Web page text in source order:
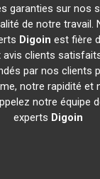
garanties sur nos
de notre travail.
Digoin est fière
avis clients
par nos clients
notre rapidité et
notre équipe
experts Digoin